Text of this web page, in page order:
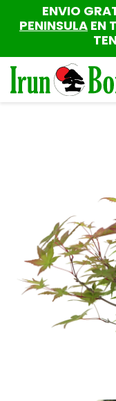
ENVIO
PENINSULA EN